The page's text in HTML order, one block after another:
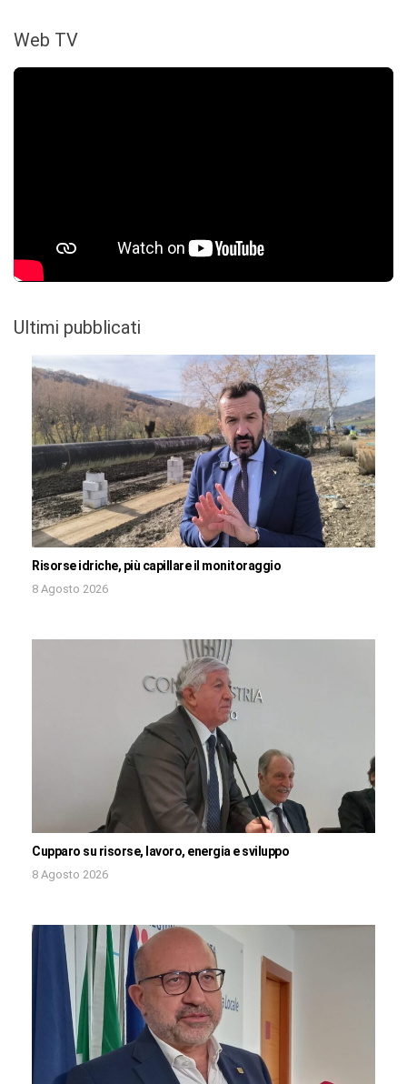
Web TV
Ultimi pubblicati
Risorse idriche, più capillare il monitoraggio
8 Agosto 2026
Cupparo su risorse, lavoro, energia e sviluppo
8 Agosto 2026